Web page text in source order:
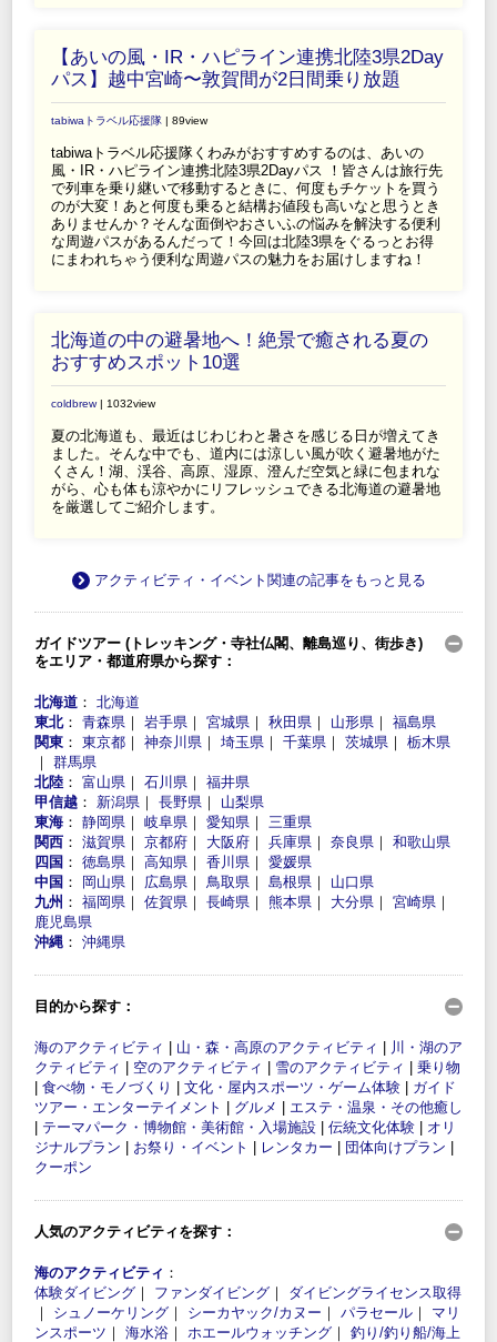
【あいの風・IR・ハピライン連携北陸3県2Day
パス】越中宮崎〜敦賀間が2日間乗り放題
tabiwaトラベル応援隊 | 89view
tabiwaトラベル応援隊くわみがおすすめするのは、あいの
風・IR・ハピライン連携北陸3県2Dayパス ！皆さんは旅行先
で列車を乗り継いで移動するときに、何度もチケットを買う
のが大変！あと何度も乗ると結構お値段も高いなと思うとき
ありませんか？そんな面倒やおさいふの悩みを解決する便利
な周遊パスがあるんだって！今回は北陸3県をぐるっとお得
にまわれちゃう便利な周遊パスの魅力をお届けしますね！
北海道の中の避暑地へ！絶景で癒される夏の
おすすめスポット10選
coldbrew| 1032view
夏の北海道も、最近はじわじわと暑さを感じる日が増えてき
ました。そんな中でも、道内には涼しい風が吹く避暑地がた
くさん！湖、渓谷、高原、湿原、澄んだ空気と緑に包まれな
がら、心も体も涼やかにリフレッシュできる北海道の避暑地
を厳選してご紹介します。
アクティビティ・イベント関連の記事をもっと見る
ガイドツアー (トレッキング・寺社仏閣、離島巡り、街歩き)
をエリア・都道府県から探す：
北海道 ： 北海道
東北： 青森県 ｜ 岩手県 ｜ 宮城県 ｜ 秋田県 ｜ 山形県 ｜ 福島県
関東 ： 東京都 ｜ 神奈川県 ｜ 埼玉県 ｜ 千葉県 ｜ 茨城県 ｜ 栃木県
｜ 群馬県
北陸 ： 富山県 ｜ 石川県 ｜ 福井県
甲信越 ： 新潟県 ｜ 長野県 ｜ 山梨県
東海 ： 静岡県 ｜ 岐阜県 ｜ 愛知県 ｜ 三重県
関西 ： 滋賀県 ｜ 京都府 ｜ 大阪府 ｜ 兵庫県 ｜ 奈良県 ｜ 和歌山県
四国 ： 徳島県 ｜ 高知県 ｜ 香川県 ｜ 愛媛県
中国 ： 岡山県 ｜ 広島県 ｜ 鳥取県 ｜ 島根県 ｜ 山口県
九州 ： 福岡県 ｜ 佐賀県 ｜ 長崎県 ｜ 熊本県 ｜ 大分県 ｜ 宮崎県 ｜
鹿児島県
沖縄 ： 沖縄県
目的から探す：
海のアクティビティ 山・森・高原のアクティビティ
川・湖のア
クティビティ
空のアクティビティ 雪のアクティビティ
乗り物
食べ物・モノづくり 文化・屋内スポーツ・ゲーム体験
ガイド
ツアー・エンターテイメント
グルメ
エステ・温泉・その他癒し
テーマパーク・博物館・美術館・入場施設 伝統文化体験
オリ
ジナルプラン
お祭り・イベント レンタカー 団体向けプラン
クーポン
人気のアクティビティを探す：
海のアクティビティ ：
体験ダイビング ｜ ファンダイビング ｜ ダイビングライセンス取得
｜ シュノーケリング ｜ シーカヤック/カヌー ｜ パラセール ｜ マリ
ンスポーツ ｜ 海水浴 ｜ ホエールウォッチング ｜ 釣り/釣り船/海上